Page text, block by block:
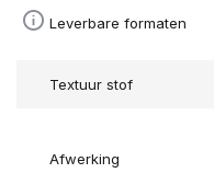
Leverbare formaten
Textuur stof
Afwerking